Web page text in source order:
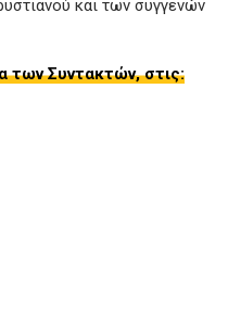
και των συγγενών
των Συντακτών, στις: